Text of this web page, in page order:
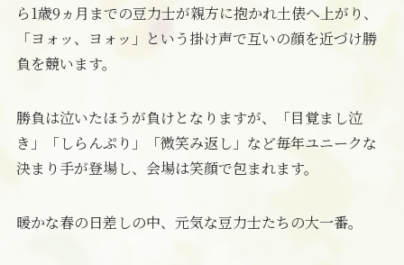
ら1歳9ヵ月までの豆力士が親方に抱かれ土俵へ上がり、
「ヨォッ、ヨォッ」という掛け声で互いの顔を近づけ勝
負を競います。
勝負は泣いたほうが負けとなりますが、「目覚まし泣
き」「しらんぷり」「微笑み返し」など毎年ユニークな
決まり手が登場し、会場は笑顔で包まれます。
暖かな春の日差しの中、元気な豆力士たちの大一番。